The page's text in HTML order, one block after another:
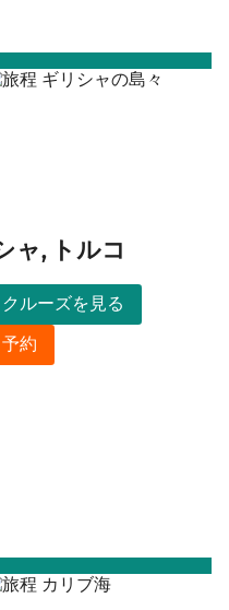
ャ, トルコ
クルーズを見る
予約